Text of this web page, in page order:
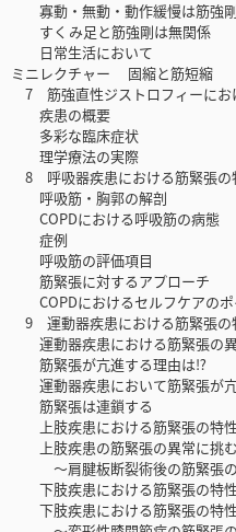
寡動・無動・動作緩慢は筋強剛
すくみ足と筋強剛は無関係
日常生活において
ミニレクチャー 固縮と筋短縮
7 筋強直性ジストロフィーにお
疾患の概要
多彩な臨床症状
理学療法の実際
8 呼吸器疾患における筋緊張の
呼吸筋・胸郭の解剖
COPDにおける呼吸筋の病態
症例
呼吸筋の評価項目
筋緊張に対するアプローチ
COPDにおけるセルフケアのポ
9 運動器疾患における筋緊張の
運動器疾患における筋緊張の
筋緊張が亢進する理由は⁉
運動器疾患において筋緊張が亢
筋緊張は連鎖する
上肢疾患における筋緊張の特
上肢疾患の筋緊張の異常に挑
〜肩腱板断裂術後の筋緊張の
下肢疾患における筋緊張の特
下肢疾患における筋緊張の特